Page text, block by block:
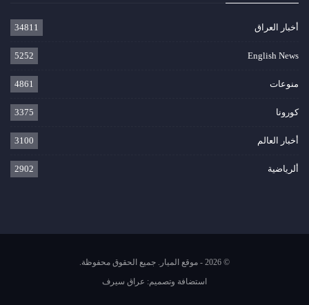
أخبار العراق 34811
English News
5252
منوعات 4861
كورونا 3375
أخبار العالم 3100
ألرياضية 2902
© 2026 - موقع الميار. جميع الحقوق محفوظة.
استضافة وتصميم: عراق سيرف